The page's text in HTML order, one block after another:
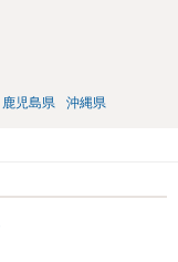
鹿児島県 沖縄県